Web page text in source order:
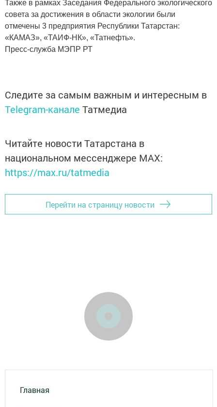
Также в рамках Заседания Федерального экологического
совета за достижения в области экологии были
отмечены 3 предприятия Республики Татарстан:
«КАМАЗ», «ТАИФ-НК», «Татнефть».
Пресс-служба МЭПР РТ
Следите за самым важным и интересным в
Telegram-канале Татмедиа
Читайте новости Татарстана в
национальном мессенджере MАХ:
https://max.ru/tatmedia
Перейти на страницу новости
Главная